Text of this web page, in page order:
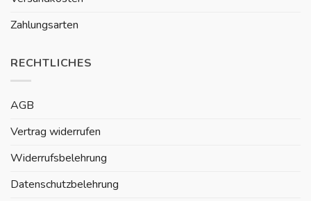
Zahlungsarten
RECHTLICHES
AGB
Vertrag widerrufen
Widerrufsbelehrung
Datenschutzbelehrung